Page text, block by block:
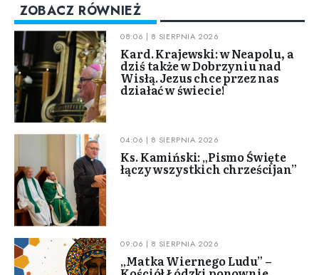
ZOBACZ RÓWNIEŻ
08:06 | 8 SIERPNIA 2026
Kard. Krajewski: w Neapolu, a
dziś także w Dobrzyniu nad
Wisłą. Jezus chce przez nas
działać w świecie!
04:06 | 8 SIERPNIA 2026
Ks. Kamiński: „Pismo Święte
łączy wszystkich chrześcijan”
09:06 | 8 SIERPNIA 2026
„Matka Wiernego Ludu” –